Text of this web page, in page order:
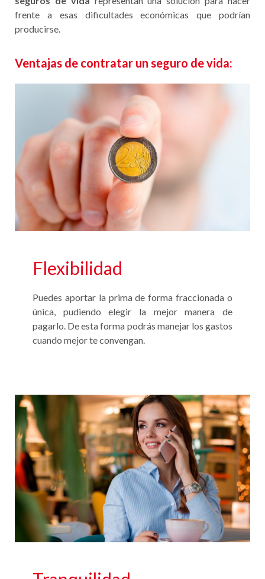
frente a esas dificultades económicas que podrían
producirse.
Ventajas de contratar un seguro de vida:
Flexibilidad
Puedes aportar la prima de forma fraccionada o
única, pudiendo elegir la mejor manera de
pagarlo. De esta forma podrás manejar los gastos
cuando mejor te convengan.